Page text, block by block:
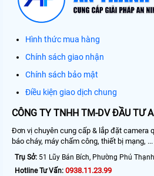
Hình thức mua hàng
Chính sách giao nhận
Chính sách bảo mật
Điều kiện giao dịch chung
CÔNG TY TNHH TM-DV ĐẦU TƯ
Đơn vị chuyên cung cấp & lắp đặt camera
báo cháy, máy chấm công, thiết bị mạng, ...
Trụ Sở: 51 Lũy Bán Bích, Phường Phú
Hotline Tư Vấn: 0938.11.23.99